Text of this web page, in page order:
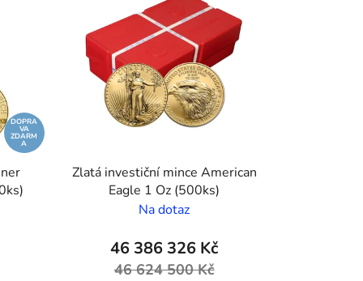
DOPRA
VA
ZDARM
A
Zlatá investiční mince American
Eagle 1 Oz (500ks)
Na dotaz
46 386 326 Kč
46 624 500 Kč